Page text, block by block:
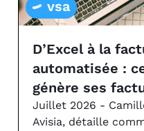
vsa
D’Excel à la
automatisée :
génère ses
Juillet 2026 -
Avisia, détaille